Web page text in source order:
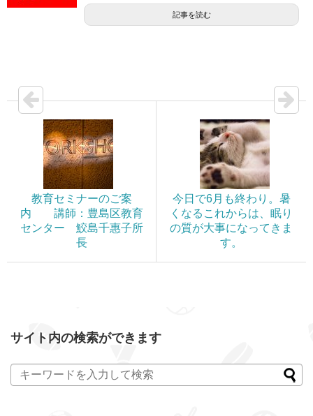
記事を読む
教育セミナーのご案
内 講師：豊島区教育
センター 鮫島千惠子所
長
今日で6月も終わり。暑
くなるこれからは、眠り
の質が大事になってきま
す。
サイト内の検索ができます